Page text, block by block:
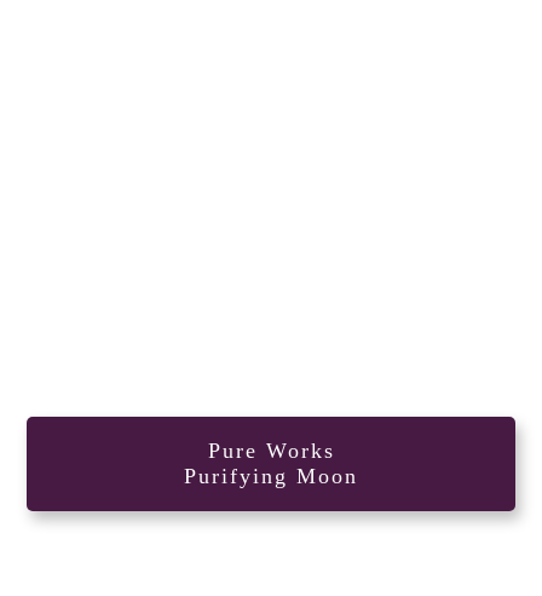
Pure Works
Purifying Moon